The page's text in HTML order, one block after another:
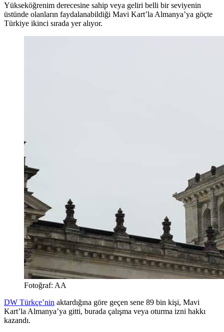
Yükseköğrenim derecesine sahip veya geliri belli bir seviyenin
üstünde olanların faydalanabildiği Mavi Kart’la Almanya’ya göçte
Türkiye ikinci sırada yer alıyor.
Fotoğraf: AA
DW Türkçe’nin aktardığına göre geçen sene 89 bin kişi, Mavi
Kart’la Almanya’ya gitti, burada çalışma veya oturma izni hakkı
kazandı.